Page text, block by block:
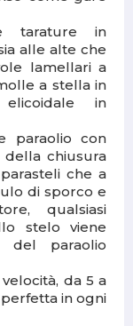
tarature in
alle alte che
lamellari a
a stella in
in
paraolio con
chiusura
che a
di sporco e
qualsiasi
stelo viene
del paraolio
da 5 a
in ogni